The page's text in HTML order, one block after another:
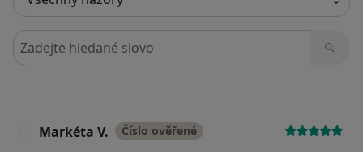
Hledejte v názorech
Markéta V. Číslo ověřené